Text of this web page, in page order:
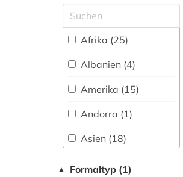
Kommunikationsdesign
Medizin (100)
Militärwissenschaft
(3)
Musikwissenschaft
(33)
Umweltschutz (53)
Pädagogik (110)
amtliche statistik (2)
amtsblatt (1)
angewandte
statistik (1)
Zugriff vor Ort
Afrika (25)
Albanien (4)
Amerika (15)
Andorra (1)
Asien (18)
(12)
▲ Formaltyp (1)